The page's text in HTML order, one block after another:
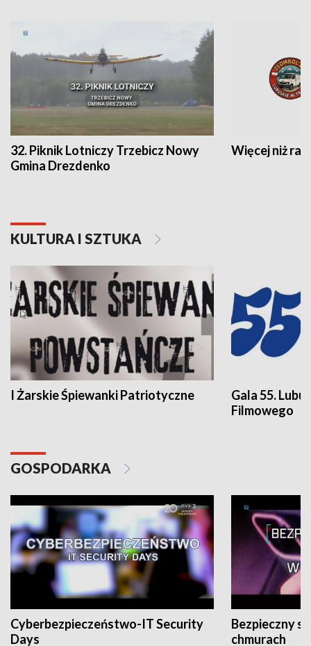
32. Piknik Lotniczy Trzebicz Nowy
Gmina Drezdenko
Więcej niż rajd
KULTURA I SZTUKA
I Żarskie Śpiewanki Patriotyczne
Gala 55.
Filmowego
GOSPODARKA
Cyberbezpieczeństwo-IT Security
Days
Bezpieczny
chmurach